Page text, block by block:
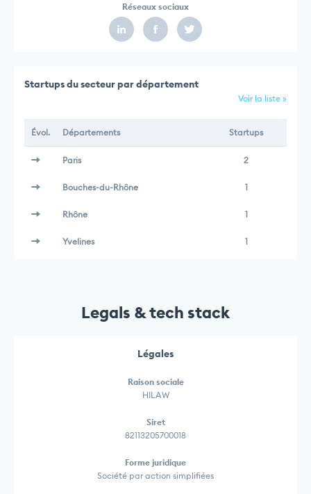
Réseaux sociaux
Startups du secteur par département
Voir la liste »
Évol. Départements Startups
Paris 2
Bouches-du-Rhône 1
Rhône 1
Yvelines 1
Legals & tech stack
Légales
Raison sociale
HILAW
Siret
82113205700018
Forme juridique
Société par action simplifiées